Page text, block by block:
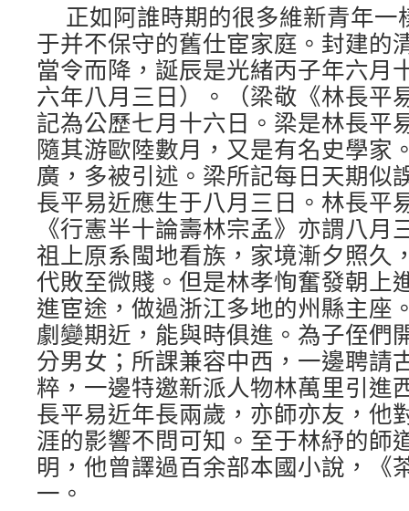
正如阿誰時期的很多維新青年
于并不保守的舊仕宦家庭。封建的
當令而降，誕辰是光緒丙子年六月
六年八月三日）。（梁敬《林長平
記為公歷七月十六日。梁是林長平
隨其游歐陸數月，又是有名史學家
廣，多被引述。梁所記每日天期似
長平易近應生于八月三日。林長平
《行憲半十論壽林宗孟》亦謂八月
祖上原系閩地看族，家境漸夕照久
代敗至微賤。但是林孝恂奮發朝上
進宦途，做過浙江多地的州縣主座
劇變期近，能與時俱進。為子侄們
分男女；所課兼容中西，一邊聘請
粹，一邊特邀新派人物林萬里引進
長平易近年長兩歲，亦師亦友，他
涯的影響不問可知。至于林紓的師
明，他曾譯過百余部本國小說，《
一。